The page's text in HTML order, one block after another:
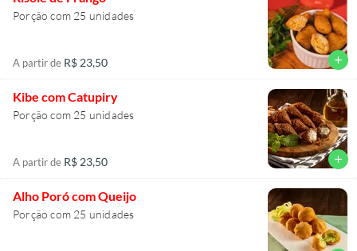
Porção com 25 unidades
A partir de R$ 23,50 add
Kibe com Catupiry
Porção com 25 unidades
A partir de R$ 23,50 add
Alho Poró com Queijo
Porção com 25 unidades